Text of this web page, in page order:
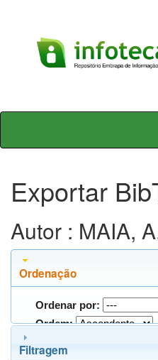
Skip
Exportar
Autor : MAIA,
Ordenação
Ordenar por:
Ordem:
Filtragem